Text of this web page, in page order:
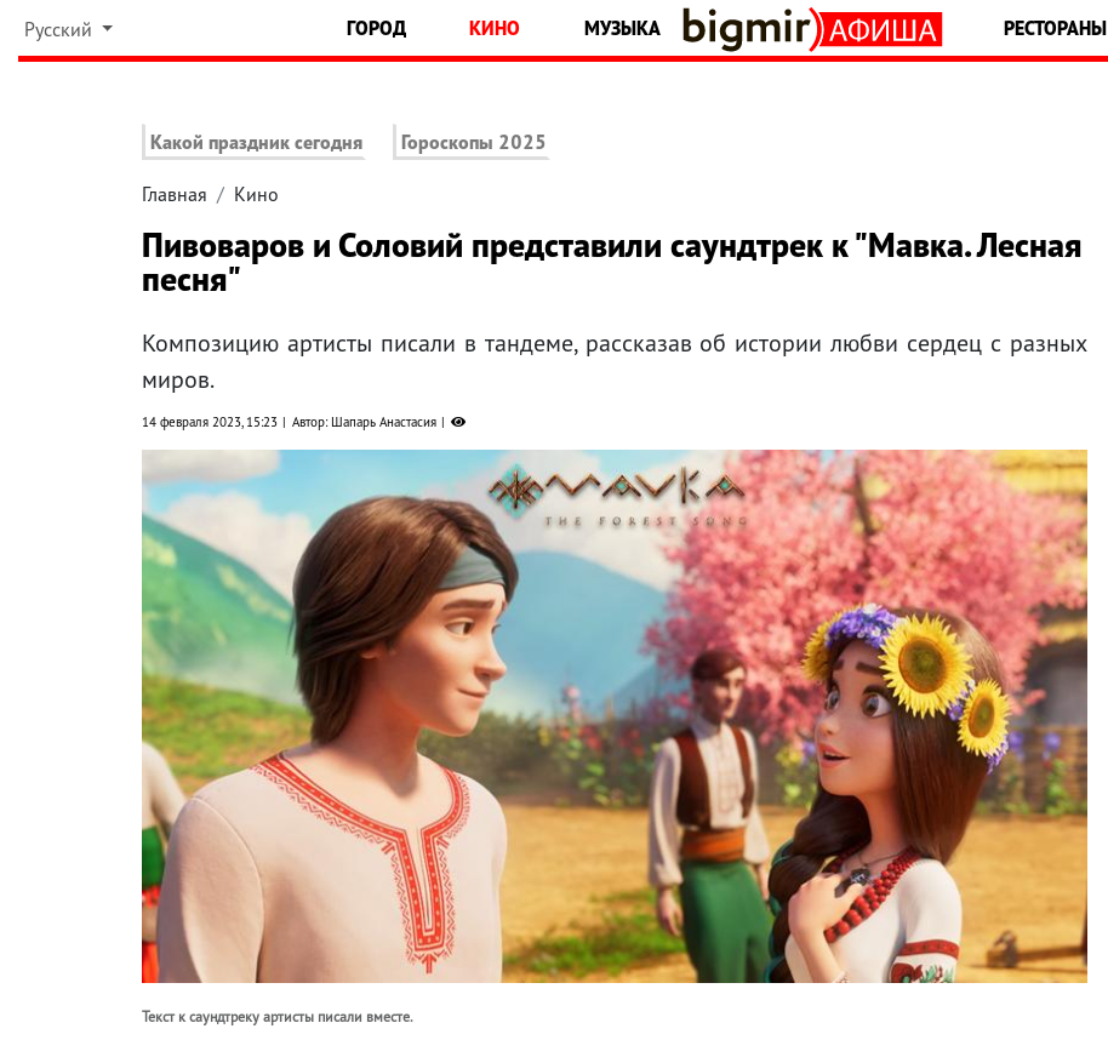
Русский ГОРОД КИНО МУЗЫКА РЕСТОРАНЫ
Какой праздник сегодня Гороскопы 2025
Главная Кино
Пивоваров и Соловий представили саундтрек к "Мавка. Лесная
песня"
Композицию артисты писали в тандеме, рассказав об истории любви сердец с разных
миров.
14 февраля 2023, 15:23 Автор: Шапарь Анастасия
Текст к саундтреку артисты писали вместе.